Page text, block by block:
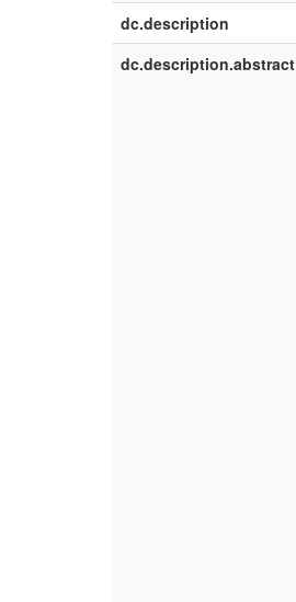
dc.description
dc.description.abstract